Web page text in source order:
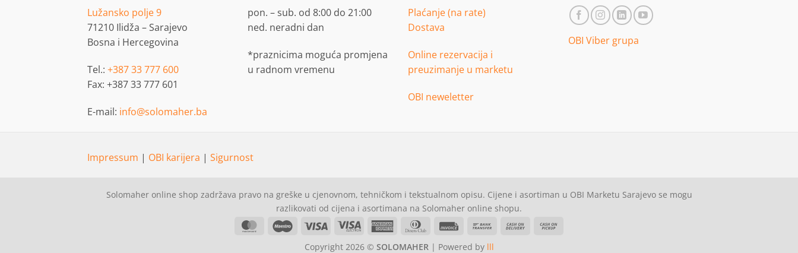
Lužansko polje 9
71210 Ilidža – Sarajevo
Bosna i Hercegovina
Tel.: +387 33 777 600
Fax: +387 33 777 601
E-mail: info@solomaher.ba
pon. – sub. od 8:00 do 21:00
ned. neradni dan
*praznicima moguća promjena
u radnom vremenu
Plaćanje (na rate)
Dostava
Online rezervacija i
preuzimanje u marketu
OBI neweletter
OBI Viber grupa
Impressum | OBI karijera | Sigurnost
Solomaher online shop zadržava pravo na greške u cjenovnom, tehničkom i tekstualnom opisu. Cijene i asortiman u OBI Marketu Sarajevo se mogu
razlikovati od cijena i asortimana na Solomaher online shopu.
MasterCardMaestro Visa
Visa
American Dinners
Invoice
Bank
Cash
Copyright 2026 © SOLOMAHER| Powered by lll